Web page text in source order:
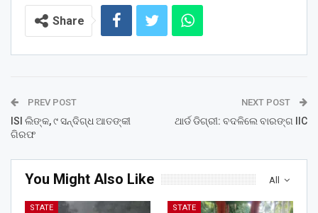
Share
PREV POST
ISI ଲିଙ୍କ, ୯ ସନ୍ଦିଗ୍ଧ ଆତଙ୍କୀ
ଗିରଫ
NEXT POST
ଥାର୍ଡ ଡିଗ୍ରୀ: ବଦଳିଲେ ବାରଙ୍ଗ IIC
All
You Might Also Like
STATE STATE